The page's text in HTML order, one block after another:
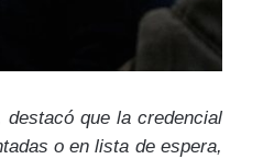
que la credencial
o en lista de espera,